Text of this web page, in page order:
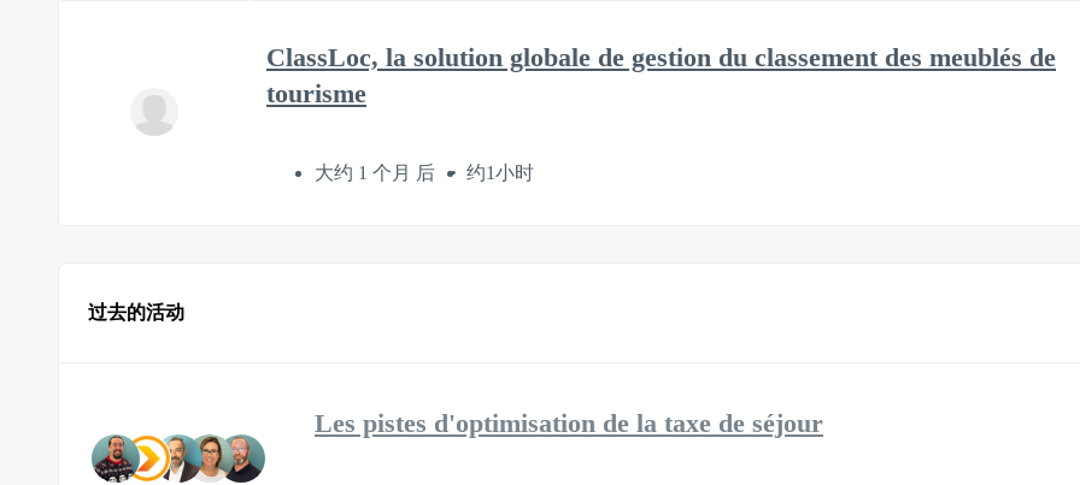
ClassLoc, la solution globale de gestion du classement des meublés de
tourisme
大约 1 个月 后 约1小时
过去的活动
Les pistes d'optimisation de la taxe de séjour